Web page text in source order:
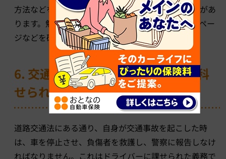
方法などを学べる上級救命講習を実施していることがあ
ります。勉強したい方は、お近くの消防署のホームペー
ジなどを確認のうえ問い合わせてみましょう。
6. 交通事故で救護を怠ると罰則が科
せられる可能性も
道路交通法にある通り、自身が交通事故を起こした時
は、車を停止させ、負傷者を救護し、警察に報告しなけ
ればなりません。これはドライバーに課せられた義務で